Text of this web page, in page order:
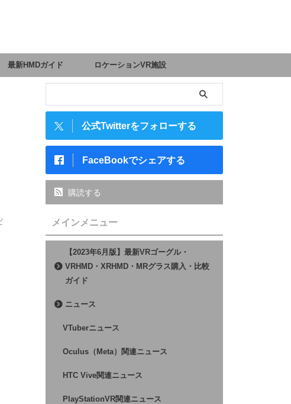
最新HMDガイド ロケーションVR施設
公式Twitterをフォローする
FaceBookでシェアする
購読する
メインメニュー
【2023年6月版】最新VRゴーグル・
VRHMD・XRHMD・MRグラス購入・比較
ガイド
ニュース
VTuberニュース
Oculus（Meta）関連ニュース
HTC Vive関連ニュース
PlayStationVR関連ニュース